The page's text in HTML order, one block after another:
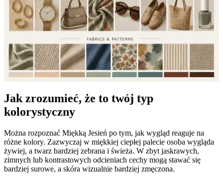
Jak zrozumieć, że to twój typ
kolorystyczny
Można rozpoznać Miękką Jesień po tym, jak wygląd reaguje na
różne kolory. Zazwyczaj w miękkiej ciepłej palecie osoba wygląda
żywiej, a twarz bardziej zebrana i świeża. W zbyt jaskrawych,
zimnych lub kontrastowych odcieniach cechy mogą stawać się
bardziej surowe, a skóra wizualnie bardziej zmęczona.